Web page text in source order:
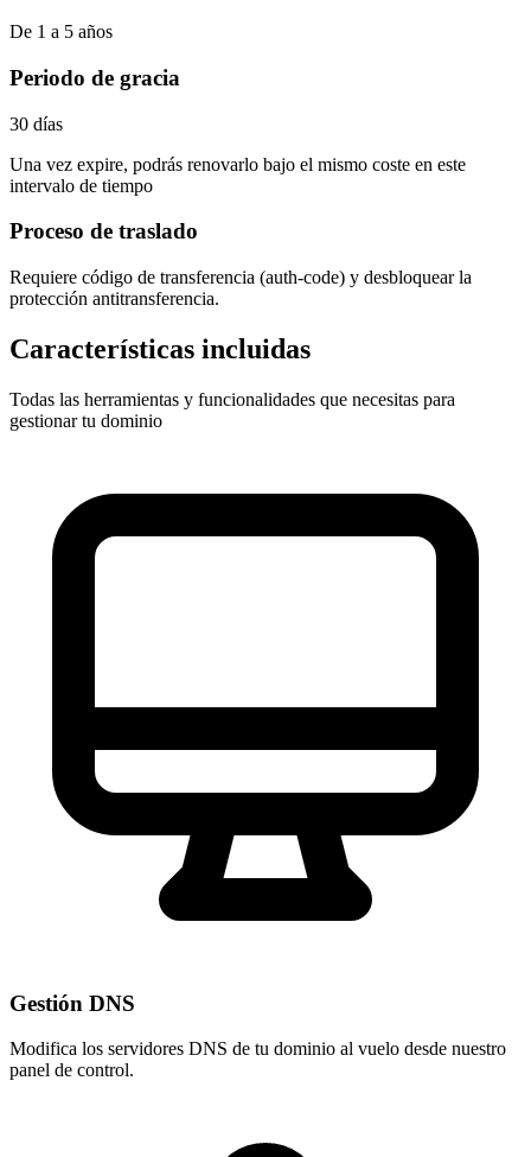
De 1 a 5 años
Periodo de gracia
30 días
Una vez expire, podrás renovarlo bajo el mismo coste en este
intervalo de tiempo
Proceso de traslado
Requiere código de transferencia (auth-code) y desbloquear la
protección antitransferencia.
Características incluidas
Todas las herramientas y funcionalidades que necesitas para
gestionar tu dominio
Gestión DNS
Modifica los servidores DNS de tu dominio al vuelo desde nuestro
panel de control.